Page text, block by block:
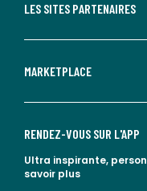
LES SITES PARTENAIRES
MARKETPLACE
RENDEZ-VOUS SUR L'APP
Ultra inspirante,
savoir plus